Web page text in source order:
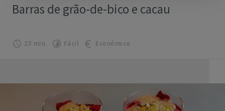
Barras de grão-de-bico e cacau
25 min. Fácil Económico